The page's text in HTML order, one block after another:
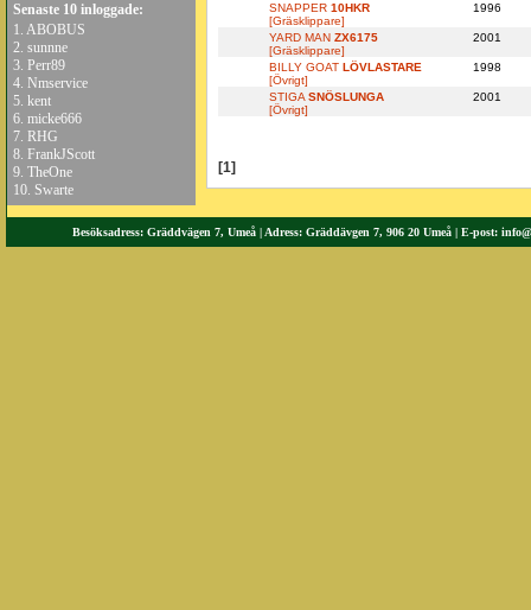
Senaste 10 inloggade:
1. ABOBUS
2. sunnne
3. Perr89
4. Nmservice
5. kent
6. micke666
7. RHG
8. FrankJScott
9. TheOne
10. Swarte
SNAPPER 10HKR
[Gräsklippare]
1996
YARD MAN ZX6175
[Gräsklippare]
2001
BILLY GOAT LÖVLASTARE
[Övrigt]
1998
STIGA SNÖSLUNGA
[Övrigt]
2001
[1]
Besöksadress: Gräddvägen 7, Umeå | Adress: Gräddävgen 7, 906 20 Umeå | E-post: